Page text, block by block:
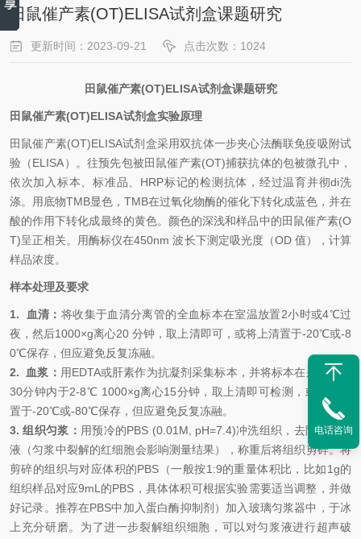
田鼠催产素(OT)ELISA试剂盒课题研究
更新时间：2023-09-21 点击次数：1024
田鼠催产素(OT)ELISA试剂盒课题研究
田鼠催产素(OT)ELISA试剂盒实验原理
田鼠催产素(OT)ELISA试剂盒采用双抗体一步夹心法酶联免疫吸附试
验（ELISA）。往预先包被田鼠催产素(OT)捕获抗体的包被微孔中，
依次加入标本、标准品、 HRP标记的检测抗体，经过温育并彻di洗
涤。用底物TMB显色，TMB在过氧化物酶的催化下转化成蓝色，并在
酸的作用下转化成最终的黄色。颜色的深浅和样品中的田鼠催产素(O
T)呈正相关。用酶标仪在450nm 波长下测定吸光度（OD 值），计算
样品浓度。
样本处理及要求
1. 血清： 将收集于血清分离管的全血标本在室温放置2小时或4℃过
夜，然后1000×g离心20 分钟，取上清即可，或将上清置于-20℃或-8
0℃保存，但应避免反复冻融。
2.
血浆： 用EDTA或肝素作为抗凝剂采集标本，并将标本在采集后的
30分钟内于2-8℃ 1000×g离心15分钟，取上清即可检测，或将上清
置于-20℃或-80℃保存，但应避免反复冻融。
3. 组织匀浆： 用预冷的PBS (0.01M, pH=7.4)冲洗组织，去除残留血
液（匀浆中裂解的红细胞会影响测量结果），称重后将组织剪碎。将
剪碎的组织与对应体积的PBS（一般按1:9的重量体积比，比如1g的
组织样品对应9mL的PBS，具体体积可根据实验需要适当调整，并做
好记录。推荐在PBS中加入蛋白酶抑制剂）加入玻璃匀浆器中，于冰
上充分研磨。为了进一步裂解组织细胞，可以对匀浆液进行超声破
电话咨询